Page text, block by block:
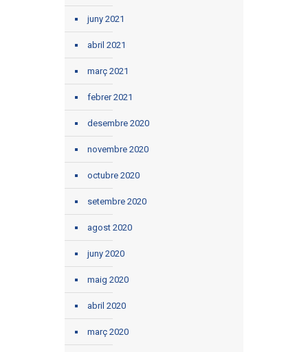
juny 2021
abril 2021
març 2021
febrer 2021
desembre 2020
novembre 2020
octubre 2020
setembre 2020
agost 2020
juny 2020
maig 2020
abril 2020
març 2020